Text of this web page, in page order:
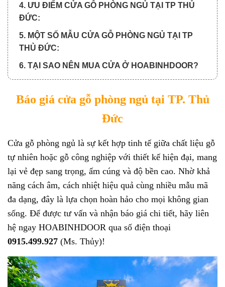
4. ƯU ĐIỂM CỬA GỖ PHÒNG NGỦ TẠI TP THỦ
ĐỨC:
5. MỘT SỐ MẪU CỬA GỖ PHÒNG NGỦ TẠI TP
THỦ ĐỨC:
6. TẠI SAO NÊN MUA CỬA Ở HOABINHDOOR?
7.1. Quy trình xem báo giá cửa:
7.2. Quy trình thanh toán chia làm 3 đợt:
Báo giá cửa gỗ phòng ngủ tại TP. Thủ
Đức
Cửa gỗ phòng ngủ là sự kết hợp tinh tế giữa chất liệu gỗ
tự nhiên hoặc gỗ công nghiệp với thiết kế hiện đại, mang
lại vẻ đẹp sang trọng, ấm cúng và độ bền cao. Nhờ khả
năng cách âm, cách nhiệt hiệu quả cùng nhiều mẫu mã
đa dạng, đây là lựa chọn hoàn hảo cho mọi không gian
sống. Để được tư vấn và nhận báo giá chi tiết, hãy liên
hệ ngay HOABINHDOOR qua số điện thoại
0915.499.927 (Ms. Thủy)!